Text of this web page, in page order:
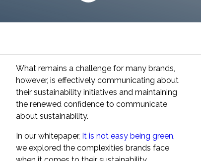
con Toluna Start Academy.
What remains a challenge for many brands,
however, is effectively communicating about
their sustainability initiatives and maintaining
the renewed confidence to communicate
about sustainability.
In our whitepaper, It is not easy being green
we explored the complexities brands face